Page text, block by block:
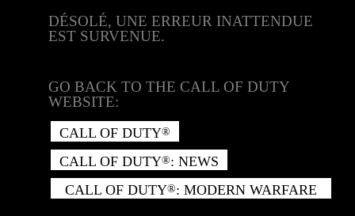
DÉSOLÉ, UNE ERREUR INATTENDUE
EST SURVENUE.
GO BACK TO THE CALL OF DUTY
WEBSITE:
CALL OF DUTY®
CALL OF DUTY®: NEWS
CALL OF DUTY®: MODERN WARFARE